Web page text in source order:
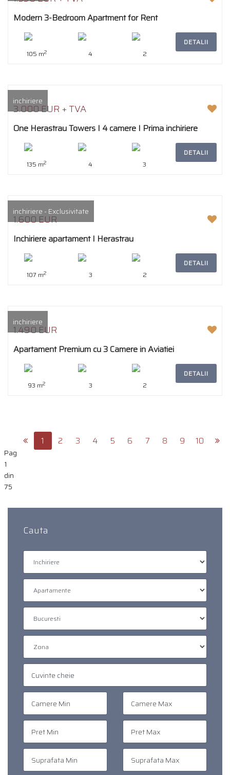
Modern 3-Bedroom Apartment for Rent
105 m2 4 2
DETALII
inchiriere
3.000 EUR + TVA
One Herastrau Towers I 4 camere I Prima inchiriere
135 m2 4 3
DETALII
inchiriere - Exclusivitate
1.600 EUR
Inchiriere apartament I Herastrau
107 m2 3 2
DETALII
inchiriere
1.490 EUR
Apartament Premium cu 3 Camere in Aviatiei
93 m2 3 2
DETALII
Pag
1
din
75
1 2 3 4 5 6 7 8 9 10
Cauta